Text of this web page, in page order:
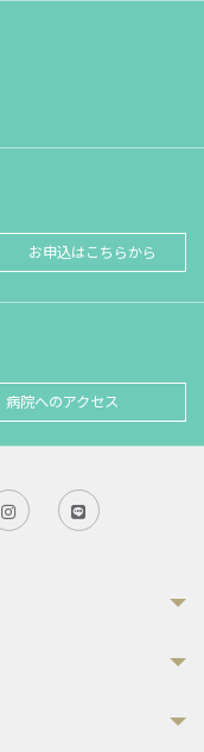
お申込はこちらから
病院へのアクセス